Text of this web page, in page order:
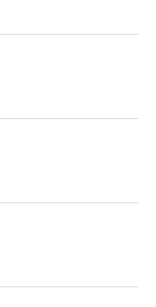
Wien sowie
hatten
des
ihre
durch
ein. Gefördert